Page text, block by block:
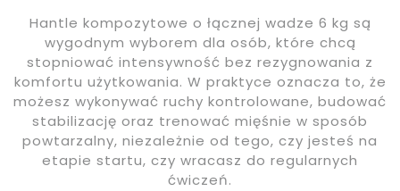
Hantle kompozytowe o łącznej wadze 6 kg są
wygodnym wyborem dla osób, które chcą
stopniować intensywność bez rezygnowania z
komfortu użytkowania. W praktyce oznacza to, że
możesz wykonywać ruchy kontrolowane, budować
stabilizację oraz trenować mięśnie w sposób
powtarzalny, niezależnie od tego, czy jesteś na
etapie startu, czy wracasz do regularnych
ćwiczeń.